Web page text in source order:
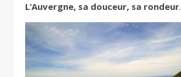
L’Auvergne, sa douceur, sa rondeur.